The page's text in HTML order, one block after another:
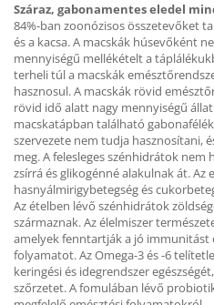
Száraz, gabonamentes eledel
84%-ban zoonózisos összetevőket
és a kacsa. A macskák húsevőként
mennyiségű mellékételt a
terheli túl a macskák
hasznosul. A macskák rövid
rövid idő alatt nagy mennyiségű
macskatápban található
szervezete nem tudja hasznosítani,
meg. A felesleges szénhidrátok
zsírrá és glikogénné alakulnak át. Az
hasnyálmirigybetegség és
Az ételben lévő szénhidrátok
származnak. Az élelmiszer
amelyek fenntartják a jó immunitást
folyamatot. Az Omega-3 és -6
keringési és idegrendszer
szőrzetet. A fomulában lévő